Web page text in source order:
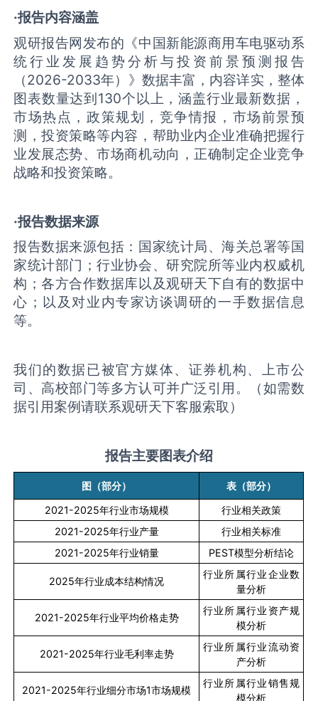
·报告内容涵盖
观研报告网发布的《中国新能源商用车电驱动系
统行业发展趋势分析与投资前景预测报告
（2026-2033年）》数据丰富，内容详实，整体
图表数量达到130个以上，涵盖行业最新数据，
市场热点，政策规划，竞争情报，市场前景预
测，投资策略等内容，帮助业内企业准确把握行
业发展态势、市场商机动向，正确制定企业竞争
战略和投资策略。
·报告数据来源
报告数据来源包括：国家统计局、海关总署等国
家统计部门；行业协会、研究院所等业内权威机
构；各方合作数据库以及观研天下自有的数据中
心；以及对业内专家访谈调研的一手数据信息
等。
我们的数据已被官方媒体、证券机构、上市公
司、高校部门等多方认可并广泛引用。（如需数
据引用案例请联系观研天下客服索取）
报告主要图表介绍
图（部分）
表（部分）
2021-2025年行业市场规模
行业相关政策
2021-2025年行业产量
行业相关标准
2021-2025年行业销量 PEST模型分析结论
2025年行业成本结构情况
行业所属行业企业数
量分析
2021-2025年行业平均价格走势
行业所属行业资产规
模分析
2021-2025年行业毛利率走势
行业所属行业流动资
产分析
2021-2025年行业细分市场1市场规模
行业所属行业销售规
模分析